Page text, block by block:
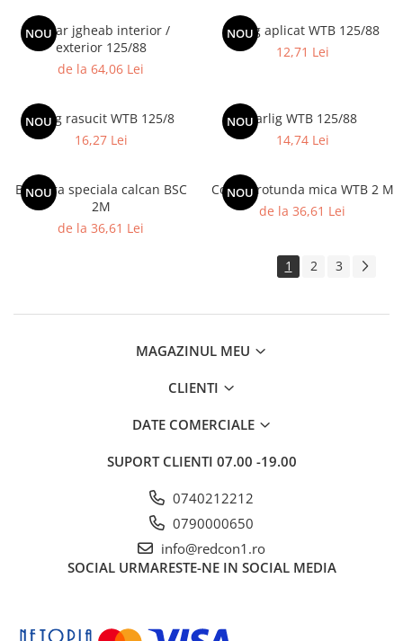
Contratreapta
Delimitari
Elemente gard
Mobilier modular
Pas Japonez
Pervaz geam piatra compozita
Placi ceramice de exterior
Produse auxiliare
Gresie si faianta
Accesorii distribuitoare
Accesorii tigla/tabla
Boltari din beton
NOU
Coltar jgheab interior /
exterior 125/88
de la 64,06 Lei
NOU
Carlig aplicat WTB 125/88
12,71 Lei
NOU
Carlig rasucit WTB 125/8
16,27 Lei
NOUCarlig WTB 125/88
14,74 Lei
NOU
Bordura speciala calcan BSC
2M
de la 36,61 Lei
NOU
Coama rotunda mica WTB 2 M
de la 36,61 Lei
1 2 3
MAGAZINUL MEU
CLIENTI
DATE COMERCIALE
SUPORT CLIENTI 07.00 -19.00
0740212212
0790000650
info@redcon1.ro
SOCIAL URMARESTE-NE IN SOCIAL MEDIA